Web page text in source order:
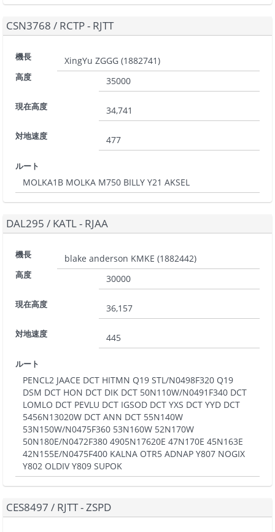
CSN3768 / RCTP - RJTT
機長 XingYu ZGGG(1882741)
高度 35000
現在高度 34,741
対地速度 477
ルート
MOLKA1B MOLKA M750 BILLY Y21 AKSEL
DAL295 / KATL - RJAA
機長 blake anderson KMKE (1882442)
高度 30000
現在高度 36,157
対地速度 445
ルート
PENCL2 JAACE DCT HITMN Q19 STL/N0498F320 Q19
DSM DCT HON DCT DIK DCT 50N110W/N0491F340 DCT
LOMLO DCT PEVLU DCT IGSOD DCT YXS DCT YYD DCT
5456N13020W DCT ANN DCT 55N140W
53N150W/N0475F360 53N160W 52N170W
50N180E/N0472F380 4905N17620E 47N170E 45N163E
42N155E/N0475F400 KALNA OTR5 ADNAP Y807 NOGIX
Y802 OLDIV Y809 SUPOK
CES8497 / RJTT - ZSPD